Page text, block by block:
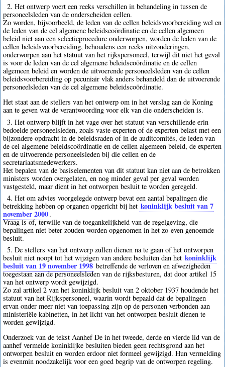
2. Het ontwerp voert een reeks verschillen in behandeling in tussen de
personeelsleden van de onderscheiden cellen.
Zo worden, bijvoorbeeld, de leden van de cellen beleidsvoorbereiding wel en
de leden van de cel algemene beleidscoördinatie en de cellen algemeen
beleid niet aan een selectieprocedure onderworpen, worden de leden van de
cellen beleidsvoorbereiding, behoudens een reeks uitzonderingen,
onderworpen aan het statuut van het rijkspersoneel, terwijl dit niet het geval
is voor de leden van de cel algemene beleidscoördinatie en de cellen
algemeen beleid en worden de uitvoerende personeelsleden van de cellen
beleidsvoorbereiding op pecuniair vlak anders behandeld dan de uitvoerende
personeelsleden van de cel algemene beleidscoördinatie.
Het staat aan de stellers van het ontwerp om in het verslag aan de Koning
aan te geven wat de verantwoording voor elk van die onderscheiden is.
3. Het ontwerp blijft in het vage over het statuut van verschillende erin
bedoelde personeelsleden, zoals vaste experten of de experten belast met een
bijzondere opdracht in de beleidsraden of in de auditcomités, de leden van
de cel algemene beleidscoördinatie en de cellen algemeen beleid, de experten
en de uitvoerende personeelsleden bij die cellen en de
secretariaatsmedewerkers.
Het bepalen van de basiselementen van dit statuut kan niet aan de betrokken
ministers worden overgelaten, en nog minder geval per geval worden
vastgesteld, maar dient in het ontworpen besluit te worden geregeld.
4. Het om advies voorgelegde ontwerp bevat een aantal bepalingen die
betrekking hebben op organen opgericht bij het koninklijk besluit van 7
november 2000.
Vraag is of, terwille van de toegankelijkheid van de regelgeving, die
bepalingen niet beter zouden worden opgenomen in het zo-even genoemde
besluit.
5. De stellers van het ontwerp zullen dienen na te gaan of het ontworpen
besluit niet noopt tot het wijzigen van andere besluiten dan het koninklijk
besluit van 19 november 1998 betreffende de verloven en afwezigheden
toegestaan aan de personeelsleden van de rijksbesturen, dat door artikel 15
van het ontwerp wordt gewijzigd.
Zo zal artikel 2 van het koninklijk besluit van 2 oktober 1937 houdende het
statuut van het Rijkspersoneel, waarin wordt bepaald dat de bepalingen
ervan onder meer niet van toepassing zijn op de personen verbonden aan
ministeriële kabinetten, in het licht van het ontworpen besluit dienen te
worden gewijzigd.
Onderzoek van de tekst Aanhef De in het tweede, derde en vierde lid van de
aanhef vermelde koninklijke besluiten bieden geen rechtsgrond aan het
ontworpen besluit en worden erdoor niet formeel gewijzigd. Hun vermelding
is evenmin noodzakelijk voor een goed begrip van de ontworpen regeling.